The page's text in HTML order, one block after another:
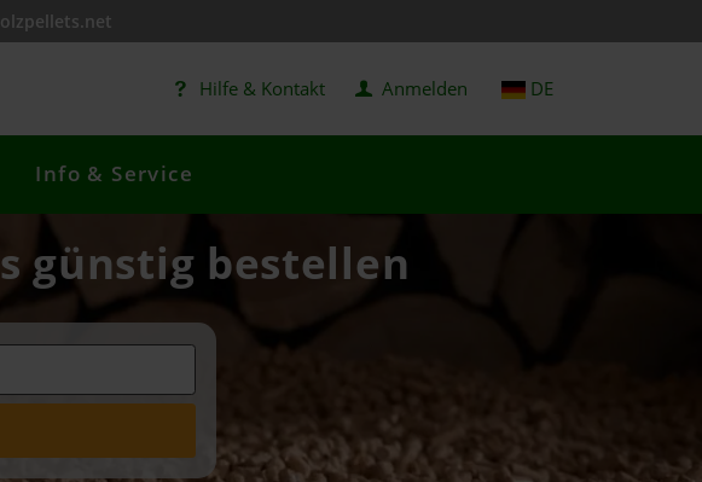
Hilfe & Kontakt Anmelden DE
Info & Service
günstig bestellen